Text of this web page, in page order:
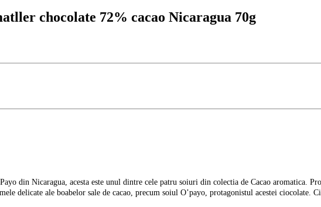
chocolate 72% cacao Nicaragua 70g
din Nicaragua, acesta este unul dintre cele patru soiuri din colectia de Cacao aromatica.
delicate ale boabelor sale de cacao, precum soiul O’payo, protagonistul acestei ciocolate.